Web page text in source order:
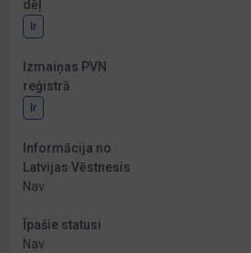
dēļ
Ir
Izmaiņas PVN
reģistrā
Ir
Informācija no
Latvijas Vēstnesis
Nav
Īpašie statusi
Nav